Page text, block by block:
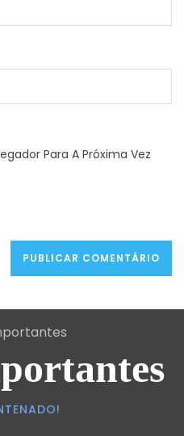
Para A Próxima Vez